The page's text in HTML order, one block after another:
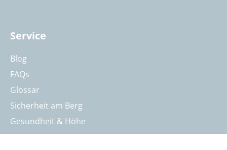
Service
Blog
FAQs
Glossar
Sicherheit am Berg
Gesundheit & Höhe